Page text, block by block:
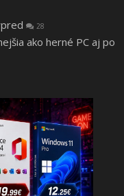
28
ako herné PC aj po